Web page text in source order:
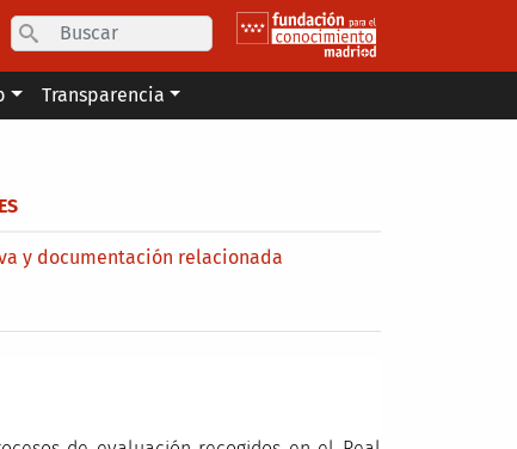
Search
Transparencia
y documentación relacionada